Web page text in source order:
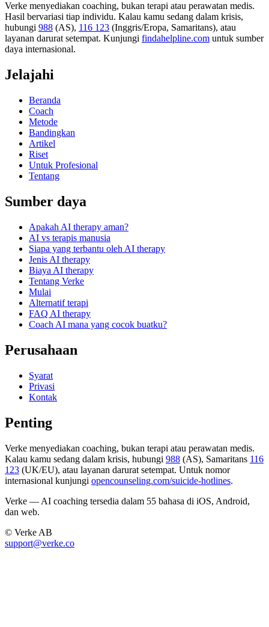
Verke menyediakan coaching, bukan terapi atau perawatan medis.
Hasil bervariasi tiap individu. Kalau kamu sedang dalam krisis,
hubungi 988 (AS), 116 123 (Inggris/Eropa, Samaritans), atau
layanan darurat setempat. Kunjungi findahelpline.com untuk sumber
daya internasional.
Jelajahi
Beranda
Coach
Metode
Bandingkan
Artikel
Riset
Untuk Profesional
Tentang
Sumber daya
Apakah AI therapy aman?
AI vs terapis manusia
Siapa yang terbantu oleh AI therapy
Jenis AI therapy
Biaya AI therapy
Tentang Verke
Mulai
Alternatif terapi
FAQ AI therapy
Coach AI mana yang cocok buatku?
Perusahaan
Syarat
Privasi
Kontak
Penting
Verke menyediakan coaching, bukan terapi atau perawatan medis.
Kalau kamu sedang dalam krisis, hubungi 988 (AS), Samaritans 116
123 (UK/EU), atau layanan darurat setempat. Untuk nomor
internasional kunjungi opencounseling.com/suicide-hotlines.
Verke — AI coaching tersedia dalam 55 bahasa di iOS, Android,
dan web.
© Verke AB
support@verke.co